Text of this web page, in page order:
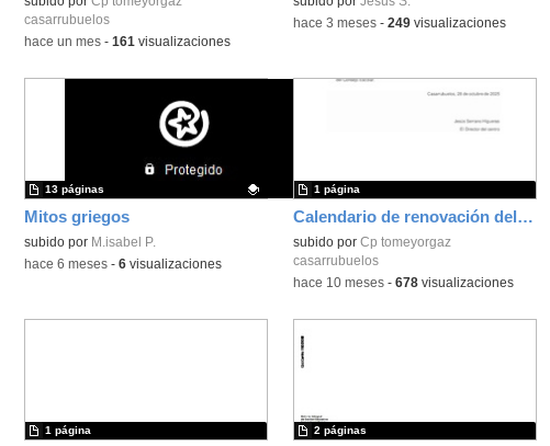
casarrubuelos
-hace un mes- 161 visualizaciones
-hace 3 meses- 249visualizaciones
Mitos griegos
Contenido educativo.
subido por M.isabel P.
13 páginas
-hace 6 meses- 6visualizaciones
Calendario de renovación del consejo escolar
subido por Cp tomeyorgaz
casarrubuelos
1 página
-hace 10 meses- 678visualizaciones
1 página 2 páginas